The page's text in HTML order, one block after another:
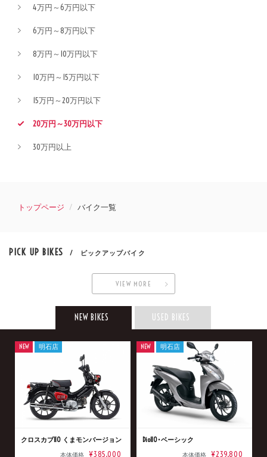
4万円～6万円以下
6万円～8万円以下
8万円～10万円以下
10万円～15万円以下
15万円～20万円以下
20万円～30万円以下
30万円以上
トップページ バイク一覧
PICK UP BIKES / ピックアップバイク
VIEW MORE
NEW BIKES USED BIKES
クロスカブ110 くまモンバージョン
本体価格 ¥385,000
NEW 明石店
Dio110･ベーシック
本体価格 ¥239,800
NEW 明石店